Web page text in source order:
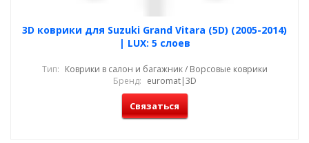
3D коврики для Suzuki Grand Vitara (5D) (2005-2014)
| LUX: 5 слоев
Тип: Коврики в салон и багажник / Ворсовые коврики
Бренд: euromat|3D
Связаться